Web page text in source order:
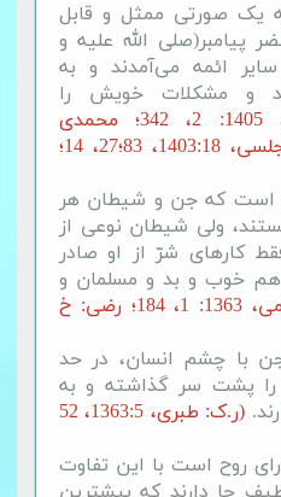
یک صورتی ممثل و قابل
پیامبر(صلی الله علیه و
سایر ائمه می‌آمدند و به
و مشکلات خویش را
(ر.ک: کلینی، 1405: 2، 342؛ محمدی
2، 827؛ مجلسی، 1403:18، 83؛27، 14؛
است که جن و شیطان هر
ولی شیطان نوعی از
شرّ از او صادر
خوب و بد و مسلمان و
(ر.ک: قمی، 1363: 1، 184؛ رضی: خ
با چشم انسان، در حد
را پشت سر گذاشته و به
(ر.ک: طبری، 1363:5، 52
روح است با این تفاوت